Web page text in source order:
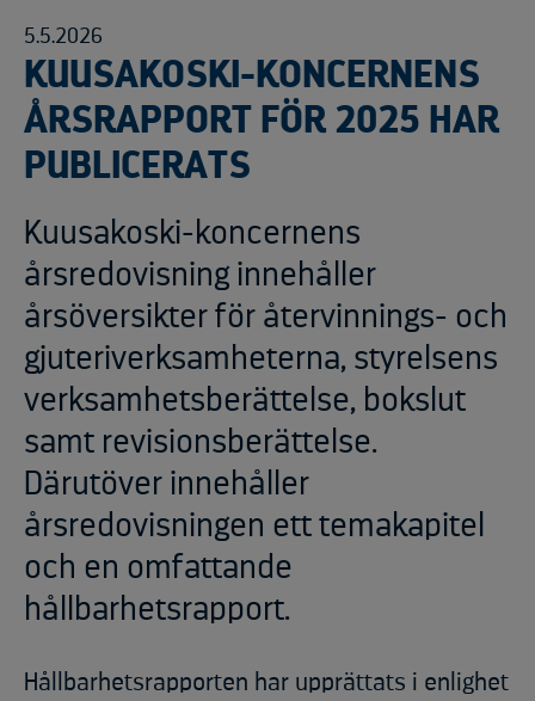
5.5.2026
KUUSAKOSKI-KONCERNENS
ÅRSRAPPORT FÖR 2025 HAR
PUBLICERATS
Kuusakoski-koncernens
årsredovisning innehåller
årsöversikter för återvinnings- och
gjuteriverksamheterna, styrelsens
verksamhetsberättelse, bokslut
samt revisionsberättelse.
Därutöver innehåller
årsredovisningen ett temakapitel
och en omfattande
hållbarhetsrapport.
Hållbarhetsrapporten har upprättats i enlighet